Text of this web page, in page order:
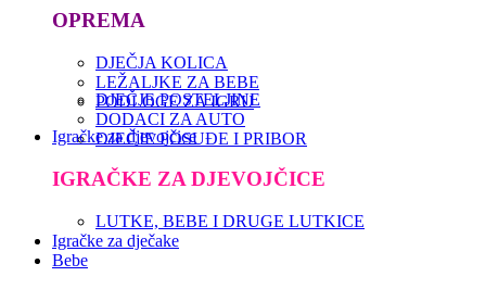
OPREMA
DJEČJA KOLICA
LEŽALJKE ZA BEBE
PODLOGE ZA IGRU
DJEČJE POSTELJINE
DODACI ZA AUTO
DJEČJE POSUĐE I PRIBOR
Igračke za djevojčice
IGRAČKE ZA DJEVOJČICE
LUTKE, BEBE I DRUGE LUTKICE
Igračke za dječake
Bebe